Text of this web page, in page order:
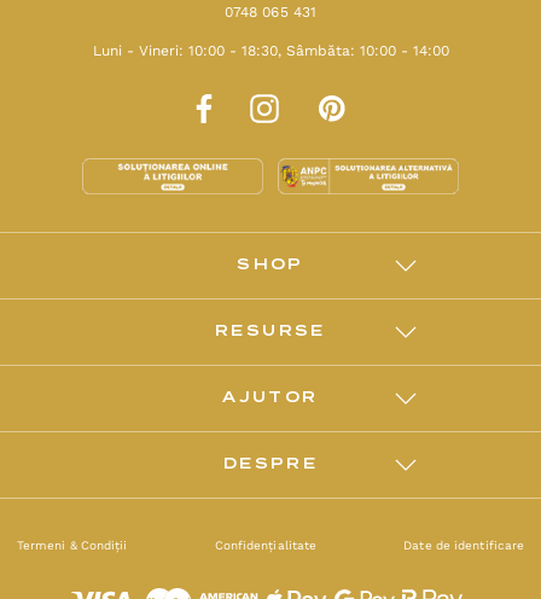
0748 065 431
Luni - Vineri: 10:00 - 18:30, Sâmbăta: 10:00 - 14:00
SHOP
RESURSE
AJUTOR
DESPRE
Termeni & Condiții Confidențialitate Date de identificare